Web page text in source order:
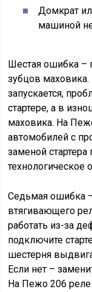
Домкрат
машиной
Шестая ошибка –
зубцов маховика.
запускается,
стартере, а в
маховика. На
автомобилей с
заменой
технологическое
Седьмая ошибка –
втягивающего
работать из-за
подключите
шестерня
Если нет –
На Пежо 206 реле